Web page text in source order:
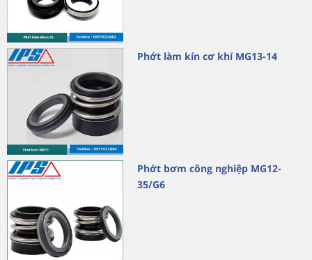
Phớt làm kín cơ khí MG13-14
Phớt bơm công nghiệp MG12-
35/G6